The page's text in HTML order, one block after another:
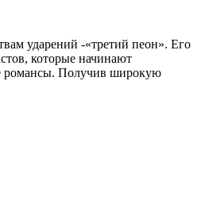
ударений -«третий пеон». Его
которые начинают
романсы. Получив широкую